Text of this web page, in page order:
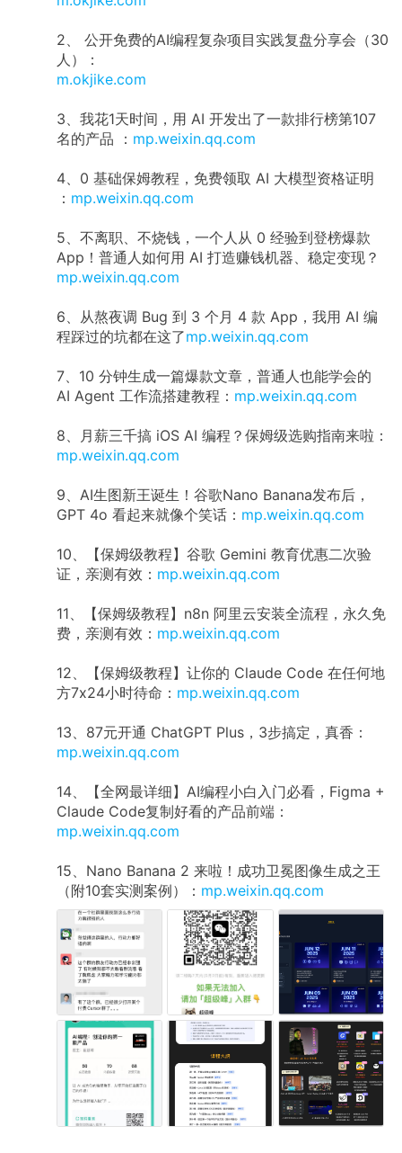
2、 公开免费的AI编程复杂项目实践复盘分享会（30
人）：
m.okjike.com
3、我花1天时间，用 AI 开发出了一款排行榜第107
名的产品 ： mp.weixin.qq.com
4、0 基础保姆教程，免费领取 AI 大模型资格证明
： mp.weixin.qq.com
5、不离职、不烧钱，一个人从 0 经验到登榜爆款
App！普通人如何用 AI 打造赚钱机器、稳定变现？
mp.weixin.qq.com
6、从熬夜调 Bug 到 3 个月 4 款 App，我用 AI 编
程踩过的坑都在这了mp.weixin.qq.com
7、10 分钟生成一篇爆款文章，普通人也能学会的
AI Agent 工作流搭建教程： mp.weixin.qq.com
8、月薪三千搞 iOS AI 编程？保姆级选购指南来啦：
mp.weixin.qq.com
9、AI生图新王诞生！谷歌Nano Banana发布后，
GPT 4o 看起来就像个笑话： mp.weixin.qq.com
10、【保姆级教程】谷歌 Gemini 教育优惠二次验
证，亲测有效： mp.weixin.qq.com
11、【保姆级教程】n8n 阿里云安装全流程，永久免
费，亲测有效： mp.weixin.qq.com
12、【保姆级教程】让你的 Claude Code 在任何地
方7x24小时待命： mp.weixin.qq.com
13、87元开通 ChatGPT Plus，3步搞定，真香：
mp.weixin.qq.com
14、【全网最详细】AI编程小白入门必看，Figma +
Claude Code复制好看的产品前端：
mp.weixin.qq.com
15、Nano Banana 2 来啦！成功卫冕图像生成之王
（附10套实测案例）： mp.weixin.qq.com